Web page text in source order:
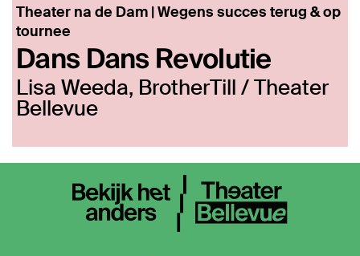
Dans Dans Revolutie
Lisa Weeda, BrotherTill / Theater
Bellevue
Theater na de Dam | Wegens succes terug & op
tournee